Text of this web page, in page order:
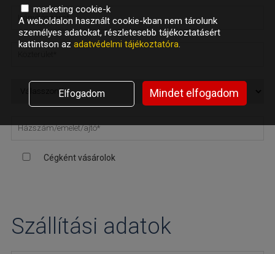
Cégként vásárolok
Szállítási adatok
marketing cookie-k
A weboldalon használt cookie-kban nem tárolunk
személyes adatokat, részletesebb tájékoztatásért
kattintson az adatvédelmi tájékoztatóra.
Elfogadom Mindet elfogadom